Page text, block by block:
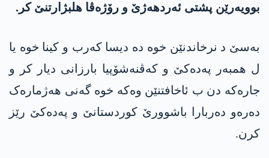
بوویەرێن پشتی ئەردھەژێ و رۆژەڤا ھلبژارتنێ کر.
بەسێ د نرخاندنێن خوە دە دیسا کەرب و کینا خوە یا
ل همبەر پەدەکێ و کەڤنەشۆپیا بارزانی دیار کر و
جارەکە دن ب ئاخافتنێن وەکە خوە گەنی هەژمارەک
دەرەو دەربارا باشوورێ کوردستانێ و پەدەکێ رێز
کرن.